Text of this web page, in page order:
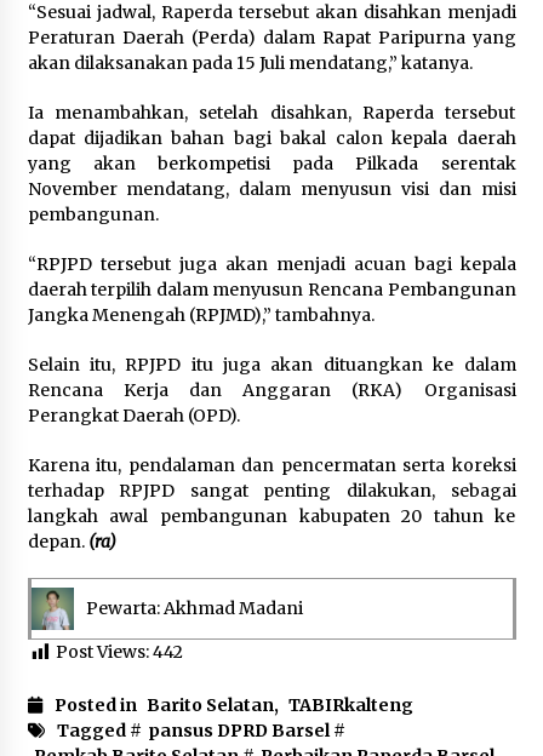
“Sesuai jadwal, Raperda tersebut akan disahkan menjadi
Peraturan Daerah (Perda) dalam Rapat Paripurna yang
akan dilaksanakan pada 15 Juli mendatang,” katanya.
Ia menambahkan, setelah disahkan, Raperda tersebut
dapat dijadikan bahan bagi bakal calon kepala daerah
yang akan berkompetisi pada Pilkada serentak
November mendatang, dalam menyusun visi dan misi
pembangunan.
“RPJPD tersebut juga akan menjadi acuan bagi kepala
daerah terpilih dalam menyusun Rencana Pembangunan
Jangka Menengah (RPJMD),” tambahnya.
Selain itu, RPJPD itu juga akan dituangkan ke dalam
Rencana Kerja dan Anggaran (RKA) Organisasi
Perangkat Daerah (OPD).
Karena itu, pendalaman dan pencermatan serta koreksi
terhadap RPJPD sangat penting dilakukan, sebagai
langkah awal pembangunan kabupaten 20 tahun ke
depan. (ra)
Pewarta: Akhmad Madani
Post Views:442
Posted in Barito Selatan, TABIRkalteng
Tagged # pansus DPRD Barsel#